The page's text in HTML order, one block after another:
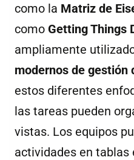
como la Matriz de
como Getting Things
ampliamente
modernos de gestión
estos diferentes
las tareas pueden
vistas. Los equipos
actividades en tablas